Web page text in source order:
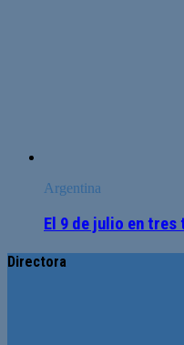
Argentina
El 9 de julio en
Directora